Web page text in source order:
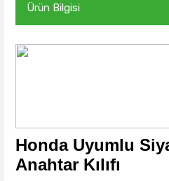
Ürün Bilgisi
Honda Uyumlu
Anahtar Kılıfı